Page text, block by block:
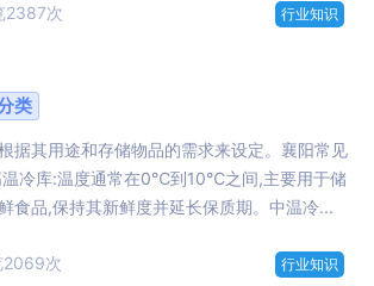
2387次 行业知识
类
据其用途和存储物品的需求来设定。襄阳常见
温冷库:温度通常在0℃到10℃之间,主要用于储
食品,保持其新鲜度并延长保质期。中温冷...
2069次 行业知识